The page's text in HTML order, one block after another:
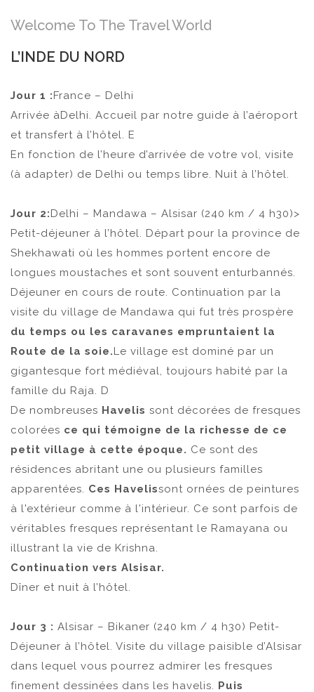
Welcome To The Travel World
L’INDE DU NORD
Jour 1 :France – Delhi
Arrivée àDelhi. Accueil par notre guide à l’aéroport
et transfert à l’hôtel. E
En fonction de l’heure d’arrivée de votre vol, visite
(à adapter) de Delhi ou temps libre. Nuit à l’hôtel.
Jour 2:Delhi – Mandawa – Alsisar (240 km / 4 h30)>
Petit-déjeuner à l’hôtel. Départ pour la province de
Shekhawati où les hommes portent encore de
longues moustaches et sont souvent enturbannés.
Déjeuner en cours de route. Continuation par la
visite du village de Mandawa qui fut très prospère
du temps ou les caravanes empruntaient la
Route de la soie.Le village est dominé par un
gigantesque fort médiéval, toujours habité par la
famille du Raja. D
De nombreuses Havelis sont décorées de fresques
colorées ce qui témoigne de la richesse de ce
petit village à cette époque. Ce sont des
résidences abritant une ou plusieurs familles
apparentées. Ces Havelissont ornées de peintures
à l'extérieur comme à l'intérieur. Ce sont parfois de
véritables fresques représentant le Ramayana ou
illustrant la vie de Krishna.
Continuation vers Alsisar.
Dîner et nuit à l’hôtel.
Jour 3 : Alsisar – Bikaner (240 km / 4 h30) Petit-
Déjeuner à l’hôtel. Visite du village paisible d’Alsisar
dans lequel vous pourrez admirer les fresques
finement dessinées dans les havelis. Puis